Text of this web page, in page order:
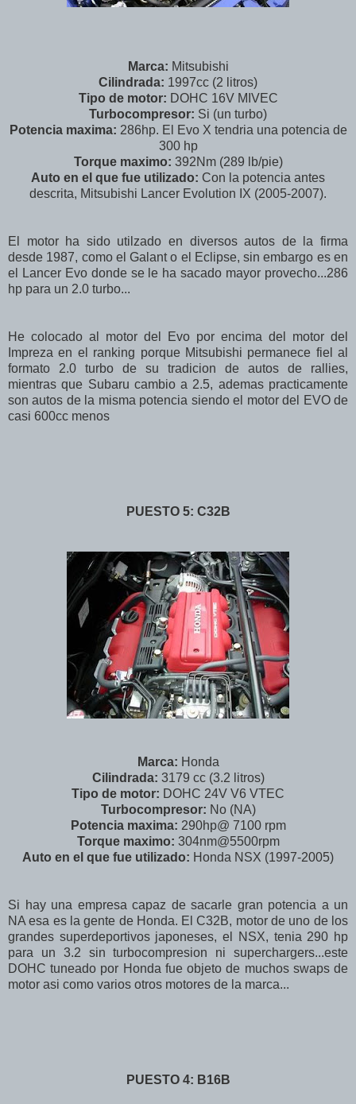
Marca: Mitsubishi
Cilindrada: 1997cc (2 litros)
Tipo de motor: DOHC 16V MIVEC
Turbocompresor: Si (un turbo)
Potencia maxima: 286hp. El Evo X tendria una potencia de
300 hp
Torque maximo: 392Nm (289 lb/pie)
Auto en el que fue utilizado: Con la potencia antes
descrita, Mitsubishi Lancer Evolution IX (2005-2007).
El motor ha sido utilzado en diversos autos de la firma
desde 1987, como el Galant o el Eclipse, sin embargo es en
el Lancer Evo donde se le ha sacado mayor provecho...286
hp para un 2.0 turbo...
He colocado al motor del Evo por encima del motor del
Impreza en el ranking porque Mitsubishi permanece fiel al
formato 2.0 turbo de su tradicion de autos de rallies,
mientras que Subaru cambio a 2.5, ademas practicamente
son autos de la misma potencia siendo el motor del EVO de
casi 600cc menos
PUESTO 5: C32B
Marca: Honda
Cilindrada: 3179 cc (3.2 litros)
Tipo de motor: DOHC 24V V6 VTEC
Turbocompresor: No (NA)
Potencia maxima: 290hp@ 7100 rpm
Torque maximo: 304nm@5500rpm
Auto en el que fue utilizado: Honda NSX (1997-2005)
Si hay una empresa capaz de sacarle gran potencia a un
NA esa es la gente de Honda. El C32B, motor de uno de los
grandes superdeportivos japoneses, el NSX, tenia 290 hp
para un 3.2 sin turbocompresion ni superchargers...este
DOHC tuneado por Honda fue objeto de muchos swaps de
motor asi como varios otros motores de la marca...
PUESTO 4: B16B